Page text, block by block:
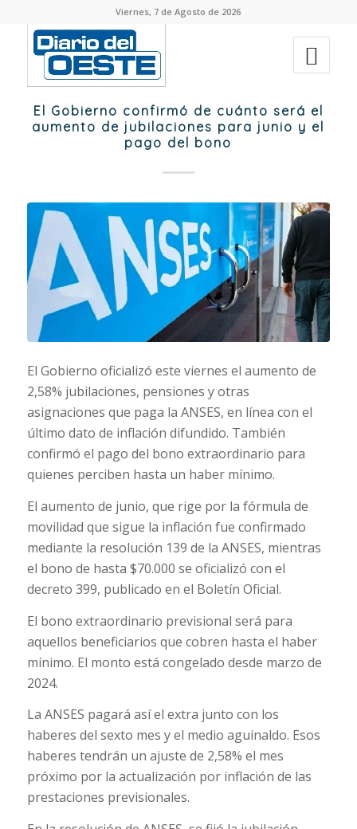
Viernes, 7 de Agosto de 2026
El Gobierno confirmó de cuánto será el
aumento de jubilaciones para junio y el
pago del bono
El Gobierno oficializó este viernes el aumento de
2,58% jubilaciones, pensiones y otras
asignaciones que paga la ANSES, en línea con el
último dato de inflación difundido. También
confirmó el pago del bono extraordinario para
quienes perciben hasta un haber mínimo.
El aumento de junio, que rige por la fórmula de
movilidad que sigue la inflación fue confirmado
mediante la resolución 139 de la ANSES, mientras
el bono de hasta $70.000 se oficializó con el
decreto 399, publicado en el Boletín Oficial.
El bono extraordinario previsional será para
aquellos beneficiarios que cobren hasta el haber
mínimo. El monto está congelado desde marzo de
2024.
La ANSES pagará así el extra junto con los
haberes del sexto mes y el medio aguinaldo. Esos
haberes tendrán un ajuste de 2,58% el mes
próximo por la actualización por inflación de las
prestaciones previsionales.